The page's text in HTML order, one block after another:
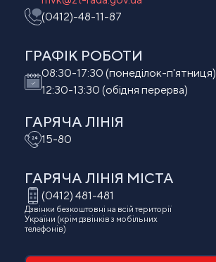
(0412)-48-11-87
ГРАФІК РОБОТИ
08:30-17:30 (понеділок-п'ятниця)
12:30-13:30 (обідня перерва)
ГАРЯЧА ЛІНІЯ
15-80
ГАРЯЧА ЛІНІЯ МIСТА
(0412) 481-481
Дзвінки безкоштовні на всій території
України (крім дзвінків з мобільних
телефонів)